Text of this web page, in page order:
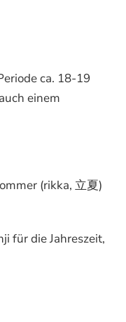
ca. 18-19
einem
(rikka, 立夏)
für die Jahreszeit,